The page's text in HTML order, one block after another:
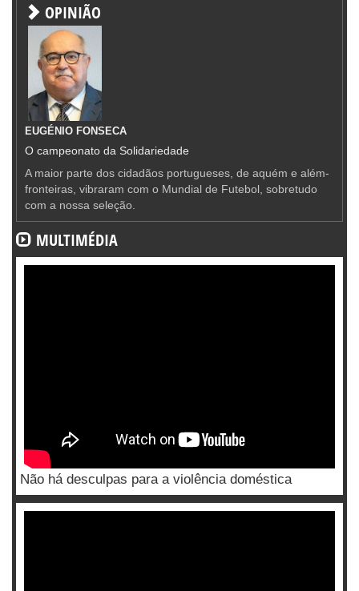
OPINIÃO
EUGÉNIO FONSECA
O campeonato da Solidariedade
A maior parte dos cidadãos portugueses, de aquém e além-
fronteiras, vibraram com o Mundial de Futebol, sobretudo
com a nossa seleção.
MULTIMÉDIA
Não há desculpas para a violência doméstica